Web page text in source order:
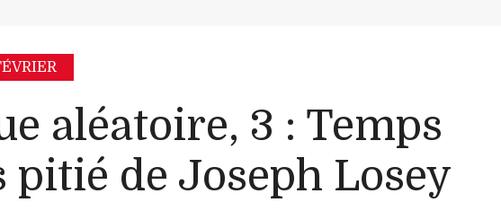
aléatoire, 3 : Temps
pitié de Joseph Losey